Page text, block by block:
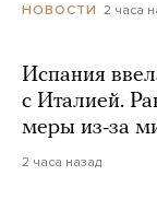
НОВОСТИ 2 часа
Испания
с Италией.
меры из-за
2 часа назад